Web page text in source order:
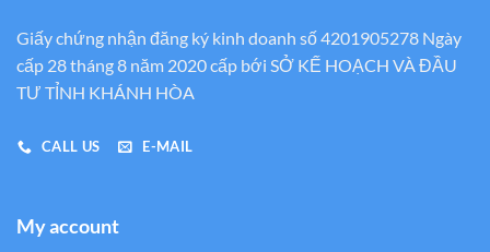
Giấy chứng nhận đăng ký kinh doanh số 4201905278 Ngày
cấp 28 tháng 8 năm 2020 cấp bới SỞ KẾ HOẠCH VÀ ĐẦU
TƯ TỈNH KHÁNH HÒA
CALL US E-MAIL
My account